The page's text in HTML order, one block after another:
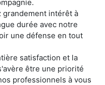
grandement intérêt à
durée avec notre
une défense en tout
satisfaction et la
être une priorité
professionnels à vous